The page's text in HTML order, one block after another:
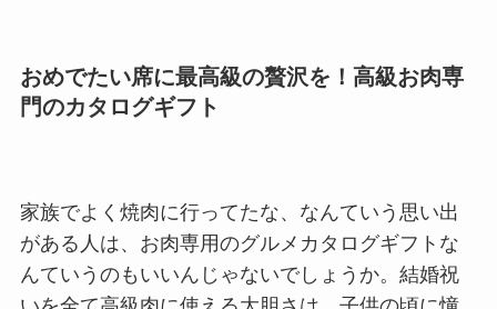
おめでたい席に最高級の贅沢を！高級お肉専
門のカタログギフト
家族でよく焼肉に行ってたな、なんていう思い出
がある人は、お肉専用のグルメカタログギフトな
んていうのもいいんじゃないでしょうか。結婚祝